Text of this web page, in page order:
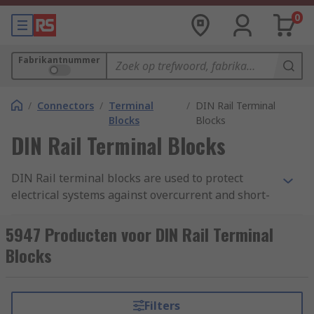
0
Fabrikantnummer
/ Connectors / Terminal
Blocks
/ DIN Rail Terminal
Blocks
DIN Rail Terminal Blocks
DIN Rail terminal blocks are used to protect
electrical systems against overcurrent and short-
standard-size metal rail on to which terminals
are mounted in a control cabinet. You can find out
more in our complete
5947 Producten voor DIN Rail Terminal
Blocks
Filters